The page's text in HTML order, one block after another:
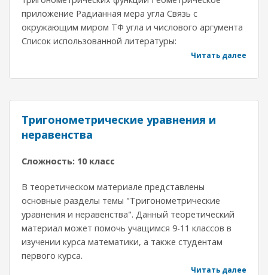
приложение Радианная мера угла Связь с
окружающим миром ТФ угла и числового аргумента
Список использованной литературы:
Читать далее
Тригонометрические уравнения и
неравенства
Сложность: 10 класс
В теоретическом материале представлены
основные разделы темы "Тригонометрические
уравнения и неравенства". Данный теоретический
материал может помочь учащимся 9-11 классов в
изучении курса математики, а также студентам
первого курса.
Читать далее